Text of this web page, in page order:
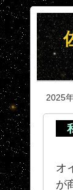
佐
2025
オ
が